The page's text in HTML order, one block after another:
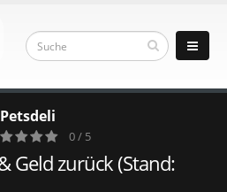
Petsdeli
0 / 5
Geld zurück (Stand: